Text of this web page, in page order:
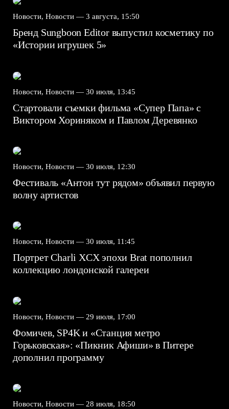
Новости, Новости — 3 августа, 15:50
Бренд Sungboon Editor выпустил косметику по
«Истории игрушек 5»
Новости, Новости — 30 июля, 13:45
Стартовали съемки фильма «Супер Папа» с
Виктором Хориняком и Павлом Деревянко
Новости, Новости — 30 июля, 12:30
Фестиваль «Антон тут рядом» объявил первую
волну артистов
Новости, Новости — 30 июля, 11:45
Портрет Charli XCX эпохи Brat пополнил
коллекцию лондонской галереи
Новости, Новости — 29 июля, 17:00
Фомичев, SP4K и «Станция метро
Горьковская»: «Пикник Афиши» в Питере
дополнил программу
Новости, Новости — 28 июля, 18:50